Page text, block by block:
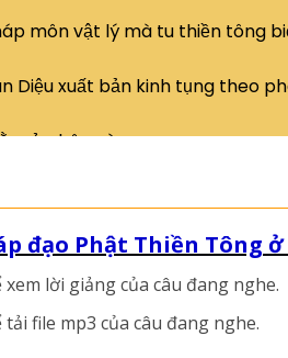
đạo Phật Thiền Tông ở
xem lời giảng của câu đang nghe.
tải file mp3 của câu đang nghe.